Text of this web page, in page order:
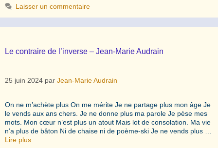
Laisser un commentaire
Le contraire de l’inverse – Jean-Marie Audrain
25 juin 2024 par Jean-Marie Audrain
On ne m’achète plus On me mérite Je ne partage plus mon âge Je
le vends aux ans chers. Je ne donne plus ma parole Je pèse mes
mots. Mon cœur n’est plus un atout Mais lot de consolation. Ma vie
n’a plus de bâton Ni de chaise ni de poème-ski Je ne vends plus …
Lire plus